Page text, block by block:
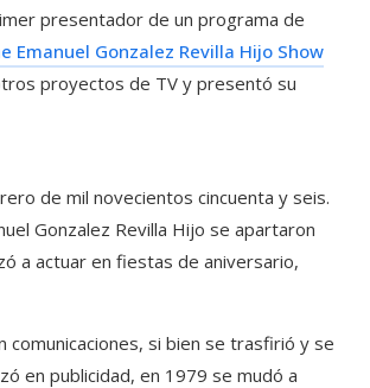
presentador de un programa de
Emanuel Gonzalez Revilla Hijo Show
proyectos de TV y presentó su
de mil novecientos cincuenta y seis.
Gonzalez Revilla Hijo se apartaron
a actuar en fiestas de aniversario,
comunicaciones, si bien se trasfirió y se
en publicidad, en 1979 se mudó a